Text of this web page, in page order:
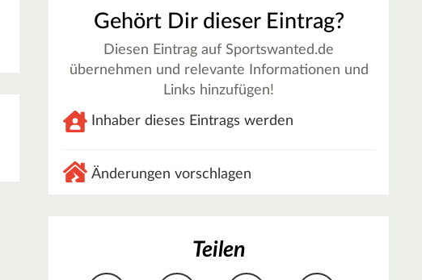
Gehört Dir dieser Eintrag?
Diesen Eintrag auf Sportswanted.de
übernehmen und relevante Informationen und
Links hinzufügen!
Inhaber dieses Eintrags werden
Änderungen vorschlagen
Teilen